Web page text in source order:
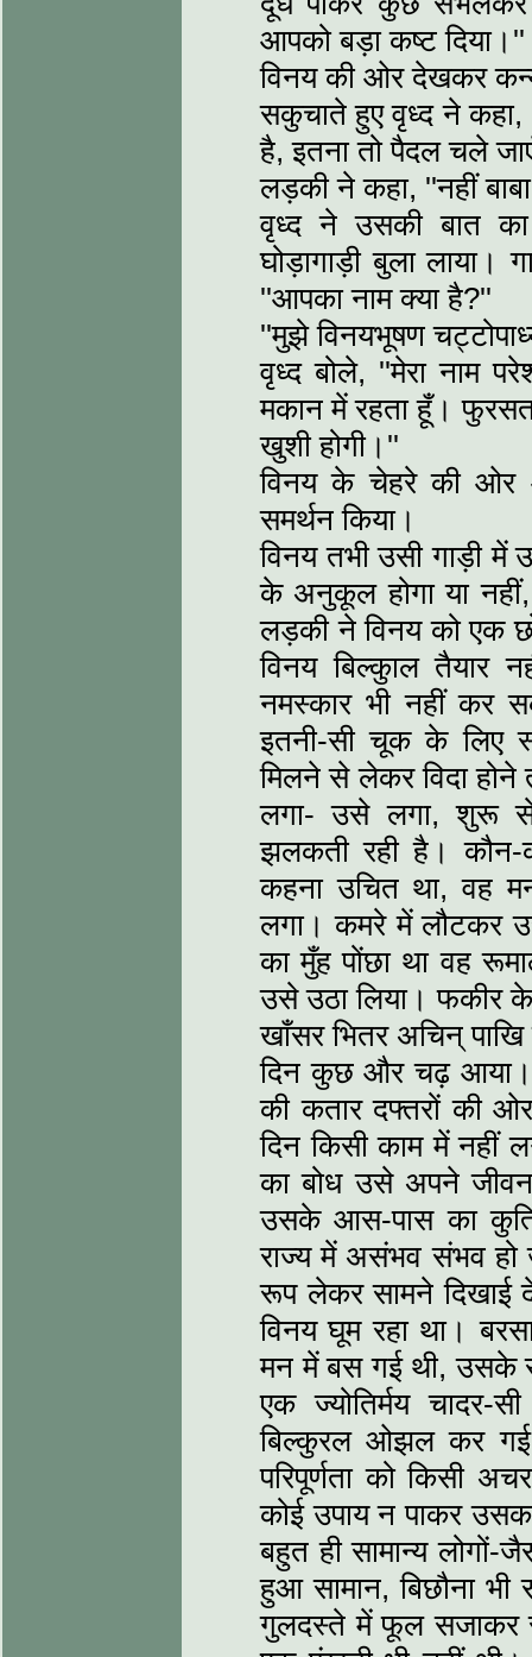
आपको बड़ा कष्ट दिया।''
विनय की ओर देखकर
सकुचाते हुए वृध्द ने कहा,
है, इतना तो पैदल चले
लड़की ने कहा, ''नहीं
वृध्द ने उसकी बात
घोड़ागाड़ी बुला
''आपका नाम क्या है?''
''मुझे विनयभूषण
वृध्द बोले, ''मेरा नाम
मकान में रहता हूँ।
खुशी होगी।''
विनय के चेहरे की
समर्थन किया।
विनय तभी उसी गाड़ी
के अनुकूल होगा या
लड़की ने विनय को एक
विनय बिल्कुाल तैयार
नमस्कार भी नहीं कर
इतनी-सी चूक के लिए
मिलने से लेकर विदा
लगा- उसे लगा, शुरू
झलकती रही है। कौन-
कहना उचित था, वह
लगा। कमरे में लौटकर
का मुँह पोंछा था वह
उसे उठा लिया। फकीर
खाँसर भितर अचिन्
दिन कुछ और चढ़ आया।
की कतार दफ्तरों की
दिन किसी काम में नहीं
का बोध उसे अपने
उसके आस-पास का
राज्य में असंभव संभव हो
रूप लेकर सामने दिखाई
विनय घूम रहा था।
मन में बस गई थी, उसके
एक ज्योतिर्मय चादर-
बिल्कुरल ओझल कर गई
परिपूर्णता को किसी
कोई उपाय न पाकर
बहुत ही सामान्य लोगों-
हुआ सामान, बिछौना
गुलदस्ते में फूल सजाकर